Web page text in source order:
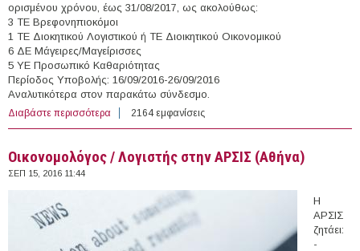
ορισμένου χρόνου, έως 31/08/2017, ως ακολούθως:
3 ΤΕ Βρεφονηπιοκόμοι
1 ΤΕ Διοκητικού Λογιστικού ή ΤΕ Διοικητικού Οικονομικού
6 ΔΕ Μάγειρες/Μαγείρισσες
5 ΥΕ Προσωπικό Καθαριότητας
Περίοδος Υποβολής: 16/09/2016-26/09/2016
Αναλυτικότερα στον παρακάτω σύνδεσμο.
Διαβάστε περισσότερα για 15 άτομα με Σύμβαση Ορισμένου Χρόνου στο
Ν.Π.Δ.Δ. Οργανισμός Κοινωνικής Πολιτικής &
(Ν.Αττικής)
2164 εμφανίσεις
Οικονομολόγος / Λογιστής στην ΑΡΣΙΣ (Αθήνα)
ΣΕΠ 15, 2016 11:44
Η
ΑΡΣΙΣ
ζητάει:
-